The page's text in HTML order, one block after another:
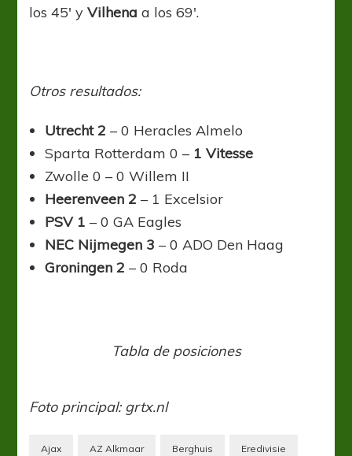
los 45′ yVilhena a los 69′.
Otros resultados:
Utrecht 2 – 0 Heracles Almelo
Sparta Rotterdam 0 – 1 Vitesse
Zwolle 0 – 0 Willem II
Heerenveen 2 – 1 Excelsior
PSV 1 – 0 GA Eagles
NEC Nijmegen 3 – 0 ADO Den Haag
Groningen 2 – 0 Roda
Tabla de posiciones
Foto principal: grtx.nl
Ajax AZ Alkmaar Berghuis Eredivisie